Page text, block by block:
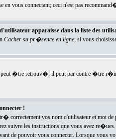
en vous connectant; ceci n'est pas
apparaisse dans la liste des
Cacher sa pr�sence en ligne; si vous
peut �tre retrouv�, il peut par contre �tre
!
correctement vos nom d'utilisateur et mot
suivre les instructions que vous avez
de pouvoir vous connecter. Lorsque vous